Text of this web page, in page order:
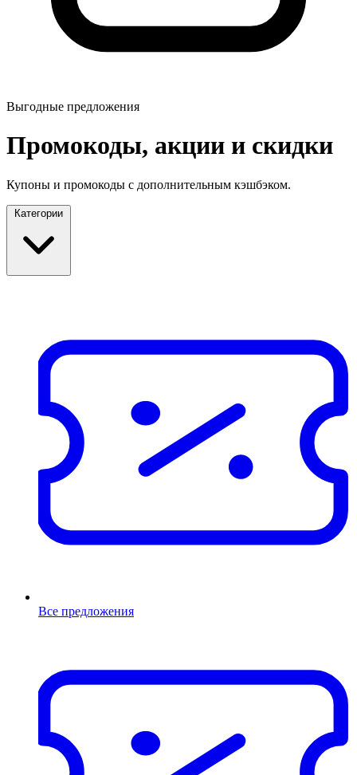
Выгодные предложения
Промокоды, акции и скидки
Купоны и промокоды с дополнительным кэшбэком.
Категории
Все предложения